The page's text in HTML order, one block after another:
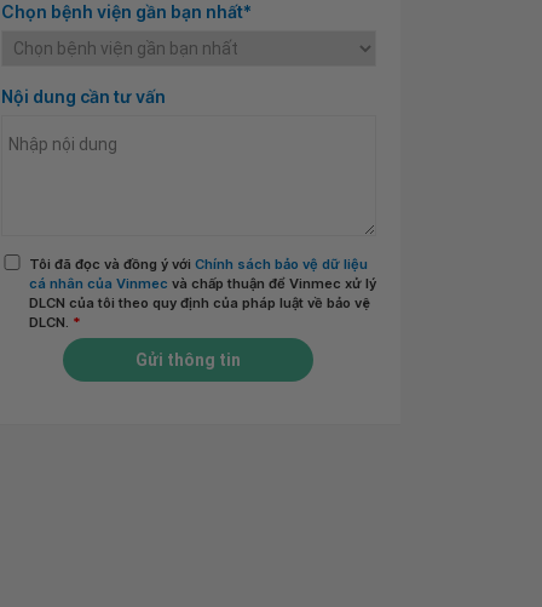
Chọn bệnh viện gần bạn nhất*
Nội dung cần tư vấn
Tôi đã đọc và đồng ý với Chính sách bảo vệ dữ liệu
cá nhân của Vinmec và chấp thuận để Vinmec xử lý
DLCN của tôi theo quy định của pháp luật về bảo vệ
DLCN. *
Gửi thông tin